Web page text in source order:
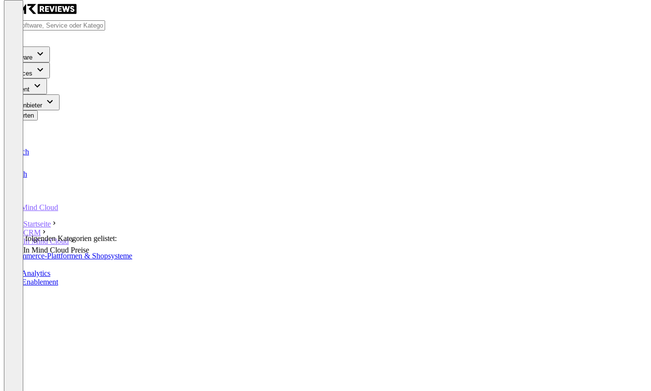
Software
Services
Content
Für Anbieter
Bewerten
Deutsch
English
In Mind Cloud
Startseite
CRM
In Mind Cloud
In Mind Cloud Preise
In den folgenden Kategorien gelistet:
E-Commerce-Plattformen & Shopsysteme
Sales Analytics
Sales Enablement